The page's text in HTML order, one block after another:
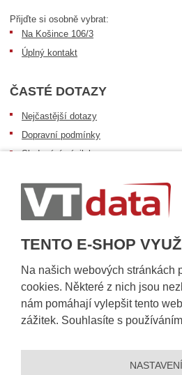
TENTO E-SHOP
Na našich webových stránkách
cookies. Některé z nich jsou
nám pomáhají vylepšit tento
zážitek. Souhlasíte s
NASTAVENÍ
Přijďte si osobně vybrat:
Na Košince 106/3
Úplný kontakt
ČASTÉ DOTAZY
Nejčastější dotazy
Dopravní podmínky
Sledování zásilek
Informace k dostupnosti zboží
Obecné informace